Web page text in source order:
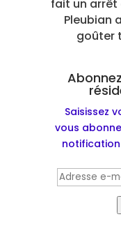
fait un arrêt
Pleubian
goûter
Saisissez
vous
Adresse